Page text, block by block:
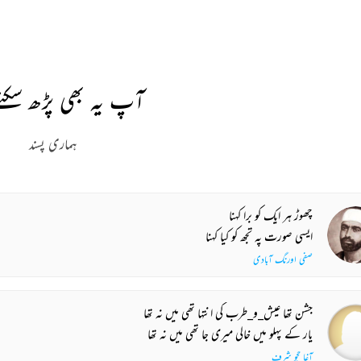
REKHTA RECENT
Share. Subscribe.
Kazmi and Top Urdu
Javed Akhtar, Zehra
Nigah, Tehzeeb Hafi &
More | Live at the
on